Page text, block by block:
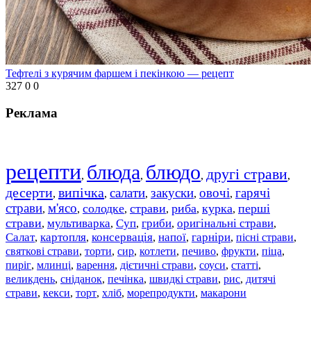
Тефтелі з курячим фаршем і пекінкою — рецепт
327 0 0
Реклама
рецепти, блюда, блюдо, другі страви,
десерти, випічка, салати, закуски, овочі, гарячі
страви, м'ясо, солодке, страви, риба, курка, перші
страви, мультиварка, Суп, гриби, оригінальні страви,
Салат, картопля, консервація, напої, гарніри, пісні страви,
святкові страви, торти, сир, котлети, печиво, фрукти, піца,
пиріг, млинці, варення, дієтичні страви, соуси, статті,
великдень, сніданок, печінка, швидкі страви, рис, дитячі
страви, кекси, торт, хліб, морепродукти, макарони